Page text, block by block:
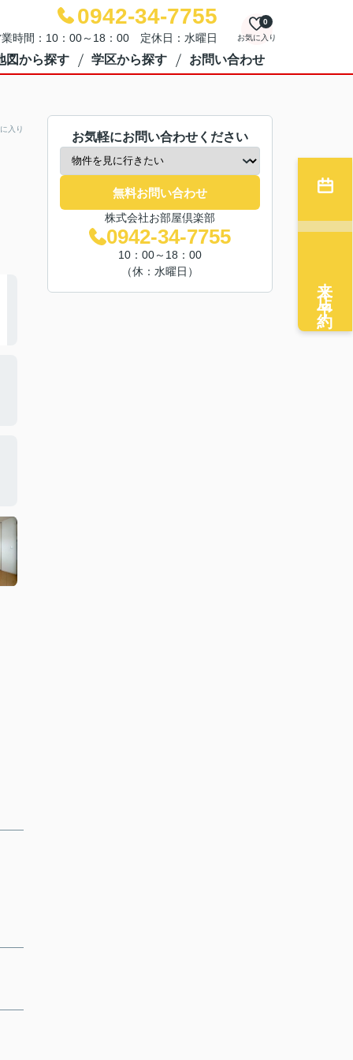
0942-34-7755
時間：10：00～18：00 定休日：水曜日 お気に入り
0
図から探す 学区から探す お問い合わせ
入り
お気軽にお問い合わせください
無料お問い合わせ
株式会社お部屋倶楽部
0942-34-7755
10：00～18：00
（休：水曜日）
来店予約